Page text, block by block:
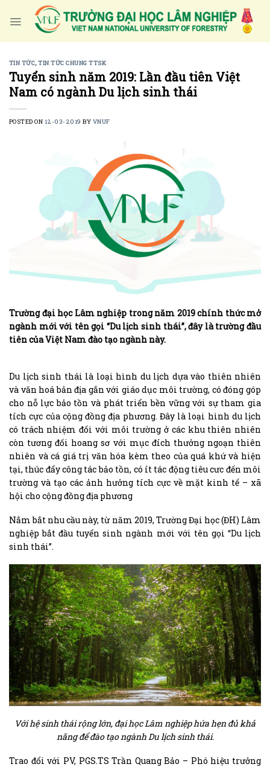
TIN TỨC,TIN TỨC CHUNG TTSK
Tuyển sinh năm 2019: Lần đầu tiên Việt
Nam có ngành Du lịch sinh thái
POSTED ON 12-03-2019 BY VNUF
Trường đại học Lâm nghiệp trong năm 2019 chính thức mở
ngành mới với tên gọi “Du lịch sinh thái”, đây là trường đầu
tiên của Việt Nam đào tạo ngành này.
Du lịch sinh thái là loại hình du lịch dựa vào thiên nhiên
và văn hoá bản địa gắn với giáo dục môi trường, có đóng góp
cho nỗ lực bảo tồn và phát triển bền vững với sự tham gia
tích cực của cộng đồng địa phương. Đây là loại hình du lịch
có trách nhiệm đối với môi trường ở các khu thiên nhiên
còn tương đối hoang sơ với mục đích thưởng ngoạn thiên
nhiên và cá giá trị văn hóa kèm theo của quá khứ và hiện
tại, thúc đẩy công tác bảo tồn, có ít tác động tiêu cưc đến môi
trường và tạo các ảnh hưởng tích cực về mặt kinh tế – xã
hội cho cộng đồng địa phương
Nắm bắt nhu cầu này, từ năm 2019, Trường Đại học (ĐH) Lâm
nghiệp bắt đầu tuyển sinh ngành mới với tên gọi “Du lịch
sinh thái”.
Với hệ sinh thái rộng lớn, đại học Lâm nghiệp hứa hẹn đủ khả
năng để đào tạo ngành Du lịch sinh thái.
Trao đổi với PV, PGS.TS Trần Quang Bảo – Phó hiệu trưởng